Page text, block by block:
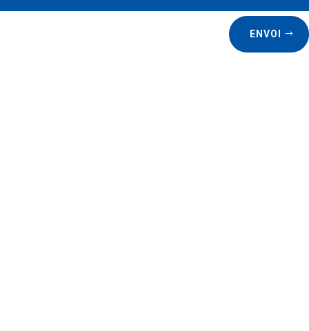
ENVOI